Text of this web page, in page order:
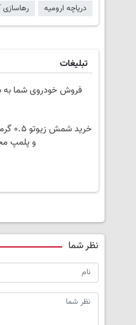
دریاچه ارومیه
تبلیغات
فروش خودروی شما به
و پلمپ
نظر شما